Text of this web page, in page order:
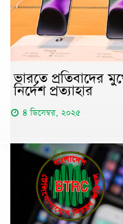
ভারতে প্রতিবাদের
নির্দেশ প্রত্যাহার
৪ ডিসেম্বর, ২০২৫